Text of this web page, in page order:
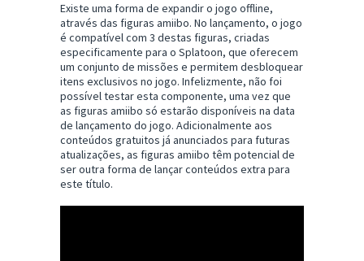
Existe uma forma de expandir o jogo offline,
através das figuras amiibo. No lançamento, o jogo
é compatível com 3 destas figuras, criadas
especificamente para o Splatoon, que oferecem
um conjunto de missões e permitem desbloquear
itens exclusivos no jogo. Infelizmente, não foi
possível testar esta componente, uma vez que
as figuras amiibo só estarão disponíveis na data
de lançamento do jogo. Adicionalmente aos
conteúdos gratuitos já anunciados para futuras
atualizações, as figuras amiibo têm potencial de
ser outra forma de lançar conteúdos extra para
este título.